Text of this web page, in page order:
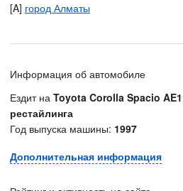
[A] город Алматы
Информация об автомобиле
Ездит на Toyota Corolla Spacio
рестайлинга
Год выпуска машины: 1997
Дополнительная информация